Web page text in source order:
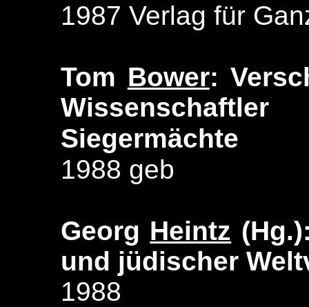
1987 Verlag für
Tom Bower:
Siegermächte
1988 geb
Georg Heintz
und jüdischer
1988